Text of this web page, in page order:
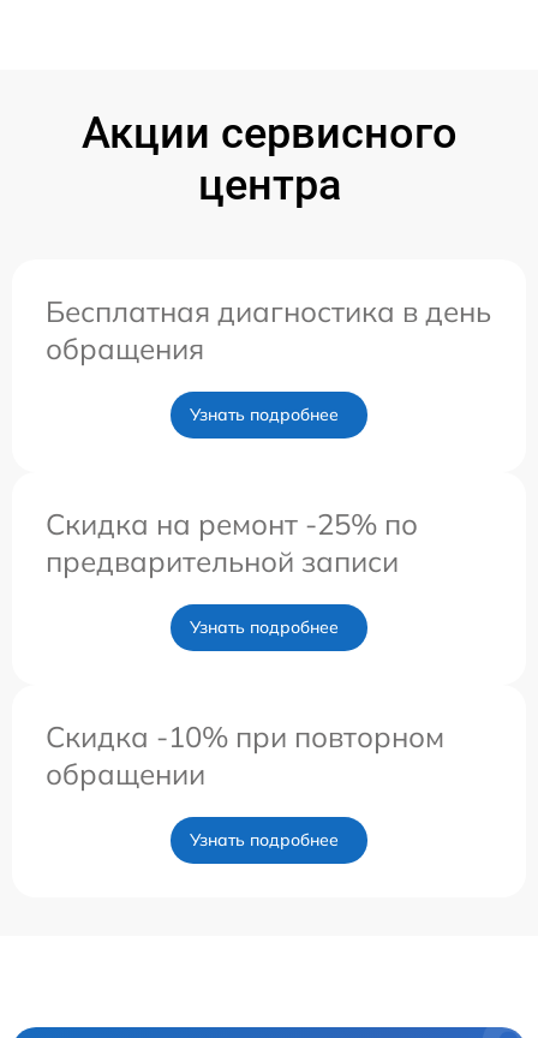
Акции сервисного
центра
Бесплатная диагностика в день
обращения
Узнать подробнее
Скидка на ремонт -25% по
предварительной записи
Узнать подробнее
Скидка -10% при повторном
обращении
Узнать подробнее